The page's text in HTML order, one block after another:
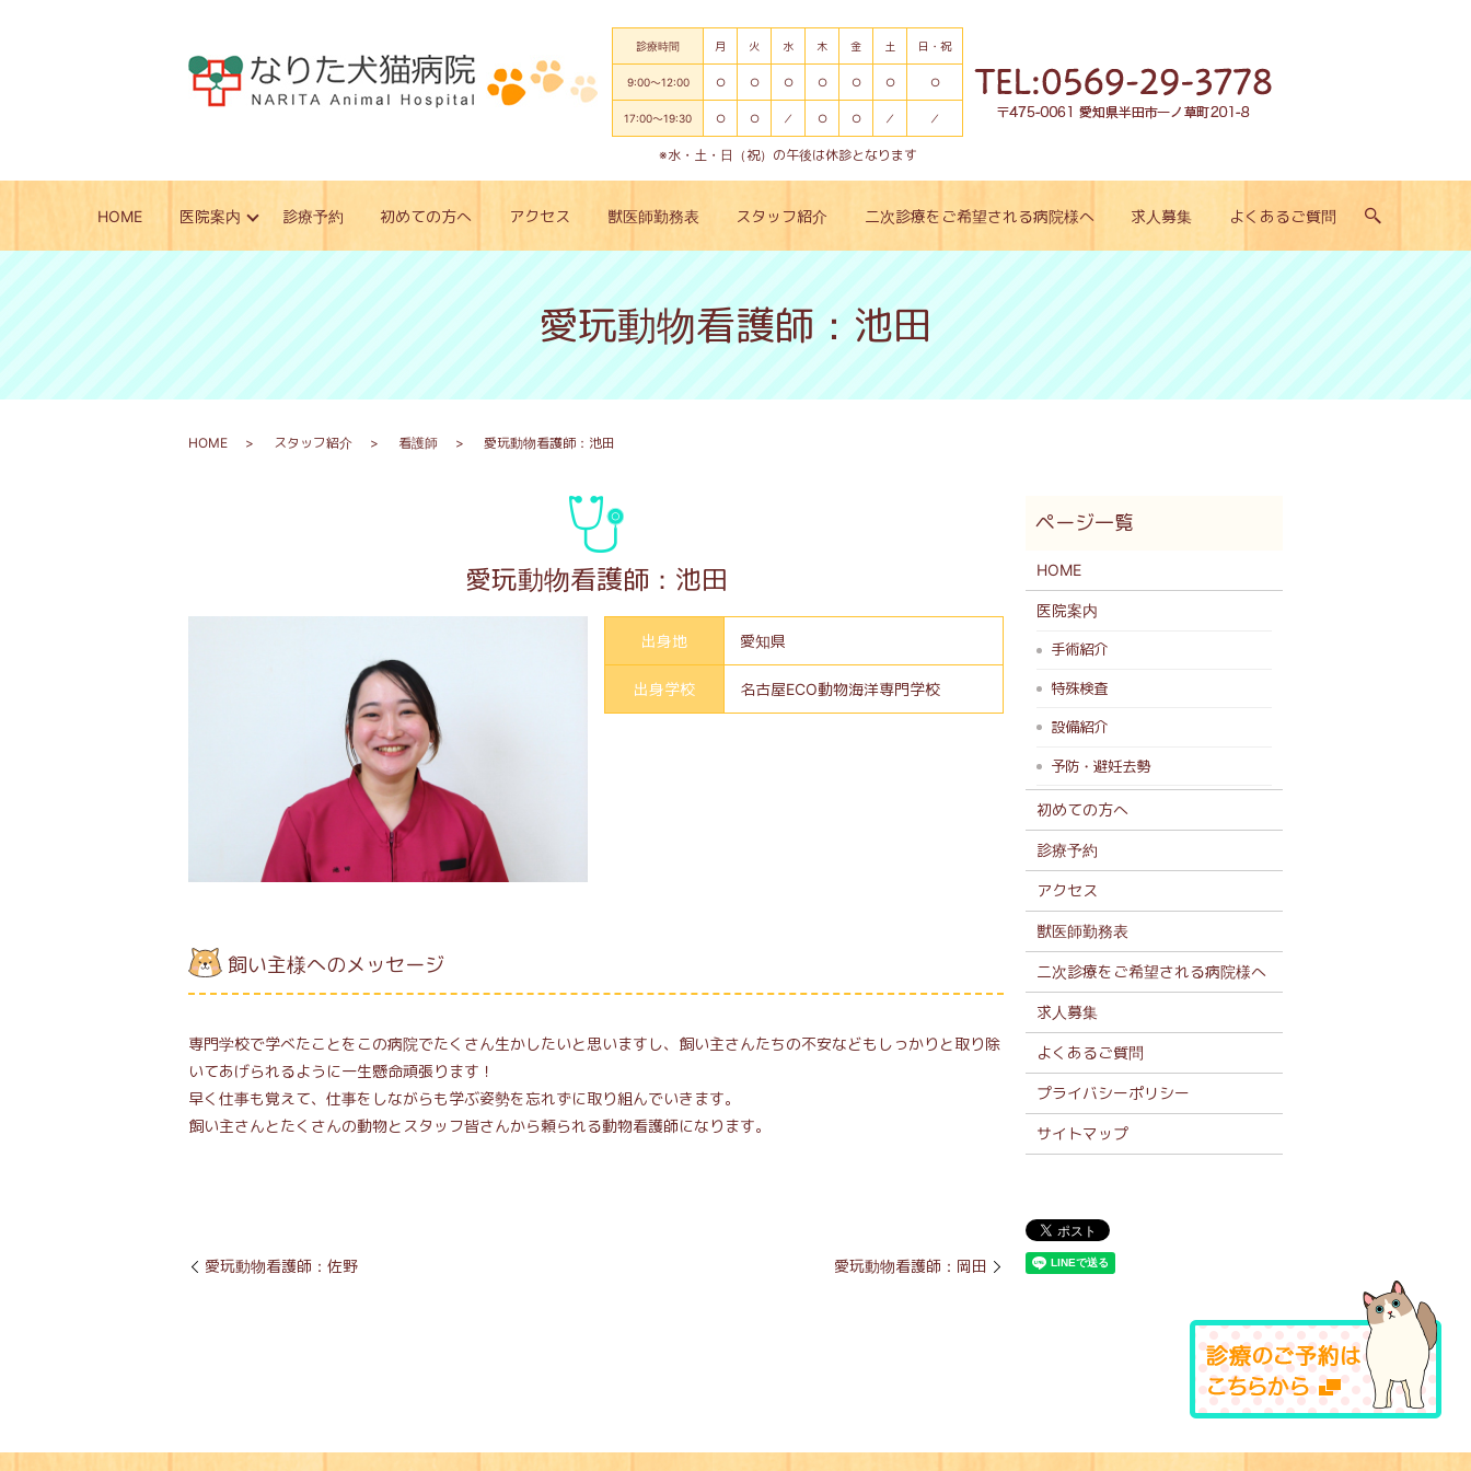
診療時間 月 火 水 木 金 土 日・祝
9:00～12:00 ○ ○ ○ ○ ○ ○ ○
17:00～19:30 ○ ○ ／ ○ ○ ／ ／
※水・土・日（祝）の午後は休診となります
HOME 医院案内 診療予約 初めての方へ アクセス 獣医師勤務表 スタッフ紹介 二次診療をご希望される病院様へ 求人募集 よくあるご質問
愛玩動物看護師：池田
HOME スタッフ紹介 看護師 愛玩動物看護師：池田
愛玩動物看護師：池田
出身地 愛知県
出身学校 名古屋ECO動物海洋専門学校
飼い主様へのメッセージ
専門学校で学べたことをこの病院でたくさん生かしたいと思いますし、飼い主さんたちの不安などもしっかりと取り除
いてあげられるように一生懸命頑張ります！
早く仕事も覚えて、仕事をしながらも学ぶ姿勢を忘れずに取り組んでいきます。
飼い主さんとたくさんの動物とスタッフ皆さんから頼られる動物看護師になります。
愛玩動物看護師：佐野 愛玩動物看護師：岡田
HOME
医院案内
手術紹介
特殊検査
設備紹介
予防・避妊去勢
初めての方へ
診療予約
アクセス
獣医師勤務表
二次診療をご希望される病院様へ
求人募集
よくあるご質問
プライバシーポリシー
サイトマップ